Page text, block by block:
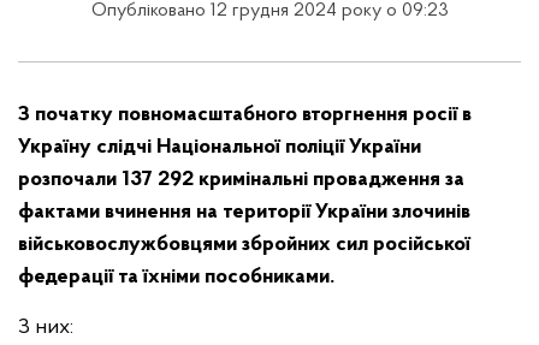
Опубліковано 12 грудня 2024 року о 09:23
З початку повномасштабного вторгнення росії в
Україну слідчі Національної поліції України
розпочали 137 292 кримінальні провадження за
фактами вчинення на території України злочинів
військовослужбовцями збройних сил російської
федерації та їхніми пособниками.
З них: